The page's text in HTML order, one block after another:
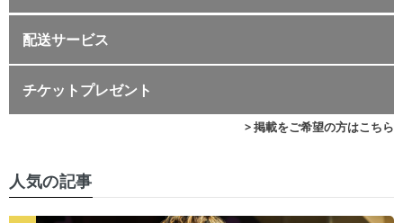
配送サービス
チケットプレゼント
> 掲載をご希望の方はこちら
人気の記事